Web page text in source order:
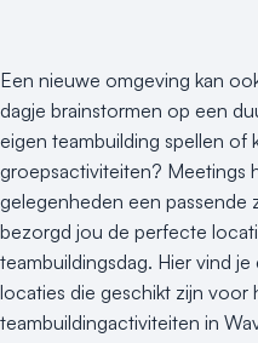
Een nieuwe omgeving kan
dagje brainstormen op een
eigen teambuilding spellen of
groepsactiviteiten? Meetings
gelegenheden een passende
bezorgd jou de perfecte
teambuildingsdag. Hier vind
locaties die geschikt zijn voor
teambuildingactiviteiten in